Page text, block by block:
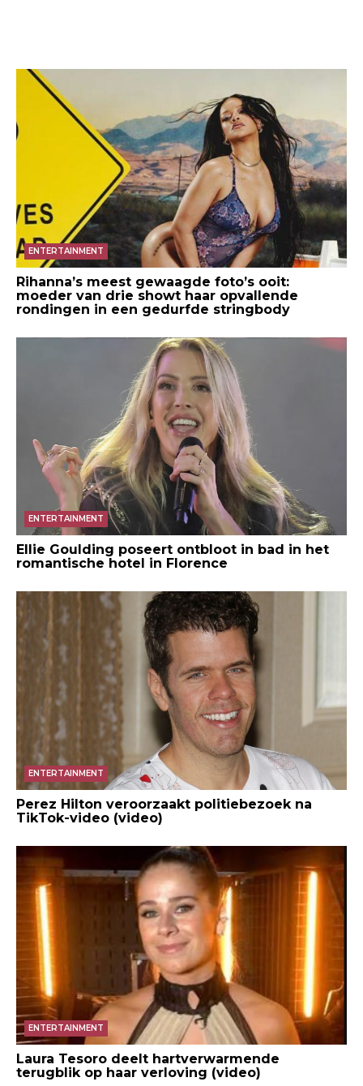
ENTERTAINMENT
Rihanna’s meest gewaagde foto’s ooit:
moeder van drie showt haar opvallende
rondingen in een gedurfde stringbody
ENTERTAINMENT
Ellie Goulding poseert ontbloot in bad in het
romantische hotel in Florence
ENTERTAINMENT
Perez Hilton veroorzaakt politiebezoek na
TikTok-video (video)
ENTERTAINMENT
Laura Tesoro deelt hartverwarmende
terugblik op haar verloving (video)